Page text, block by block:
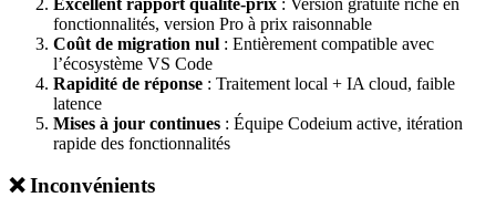
fonctionnalités, version Pro à prix raisonnable
Coût de migration nul : Entièrement compatible avec
l’écosystème VS Code
Rapidité de réponse : Traitement local + IA cloud, faible
latence
Mises à jour continues : Équipe Codeium active, itération
rapide des fonctionnalités
❌ Inconvénients